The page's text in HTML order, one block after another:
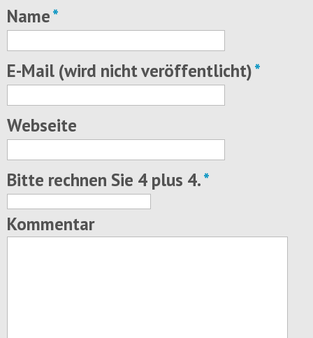
Pflichtfeld
Name*
Pflichtfeld
E-Mail (wird nicht veröffentlicht)*
Webseite
Bitte rechnen Sie 4 plus 4.*
Kommentar